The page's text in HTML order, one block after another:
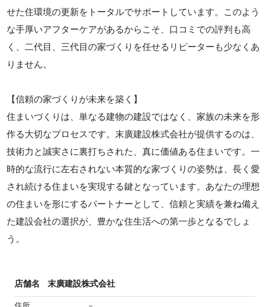
せた住環境の更新をトータルでサポートしています。このよう
な手厚いアフターケアがあるからこそ、口コミでの評判も高
く、二代目、三代目の家づくりを任せるリピーターも少なくあ
りません。
【信頼の家づくりが未来を築く】
住まいづくりは、単なる建物の建設ではなく、家族の未来を形
作る大切なプロセスです。末廣建設株式会社が提供するのは、
技術力と誠実さに裏打ちされた、真に価値ある住まいです。一
時的な流行に左右されない本質的な家づくりの姿勢は、長く愛
され続ける住まいを実現する鍵となっています。あなたの理想
の住まいを形にするパートナーとして、信頼と実績を兼ね備え
た建設会社の選択が、豊かな住生活への第一歩となるでしょ
う。
店舗名 末廣建設株式会社